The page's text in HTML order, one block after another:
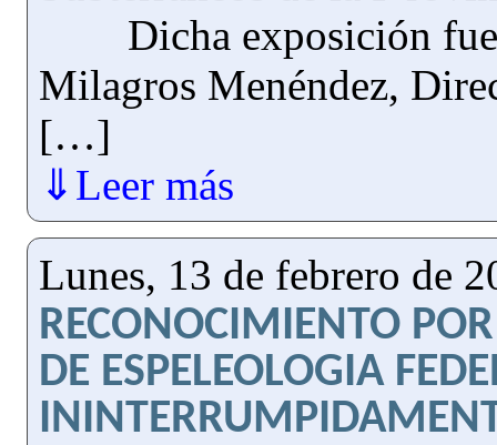
Dicha exposición fue
Milagros Menéndez,
[…]
⇓Leer más
Lunes, 13 de febrero de
RECONOCIMIENTO
DE ESPELEOLOGIA